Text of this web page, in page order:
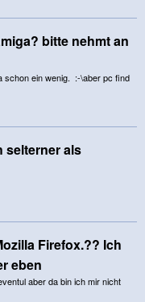
bitte nehmt an
schon ein wenig. :-\aber pc find
selterner als
Firefox.?? Ich
eben
aber da bin ich mir nicht